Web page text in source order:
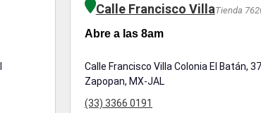
Calle Francisco VillaTienda
Abre a las 8am
Calle Francisco Villa Colonia El Batán,
Zapopan, MX-JAL
(33) 3366 0191